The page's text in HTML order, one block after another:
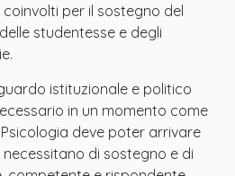
per il sostegno del
studentesse e degli
istituzionale e politico
in un momento come
deve poter arrivare
di sostegno e di